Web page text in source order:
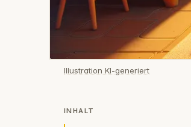
Illustration KI-generiert
INHALT